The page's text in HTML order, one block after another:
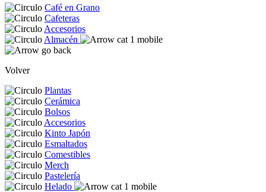
Café en Grano
Cafeteras
Accesorios
Almacén
Volver
Plantas
Cerámica
Bolsos
Accesorios
Kinto Japón
Esmaltados
Comestibles
Merch
Pastelería
Helado